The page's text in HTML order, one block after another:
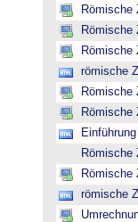
Römische
Römische
Römische
römische
Römische
Römische
Römische
Römische
römische